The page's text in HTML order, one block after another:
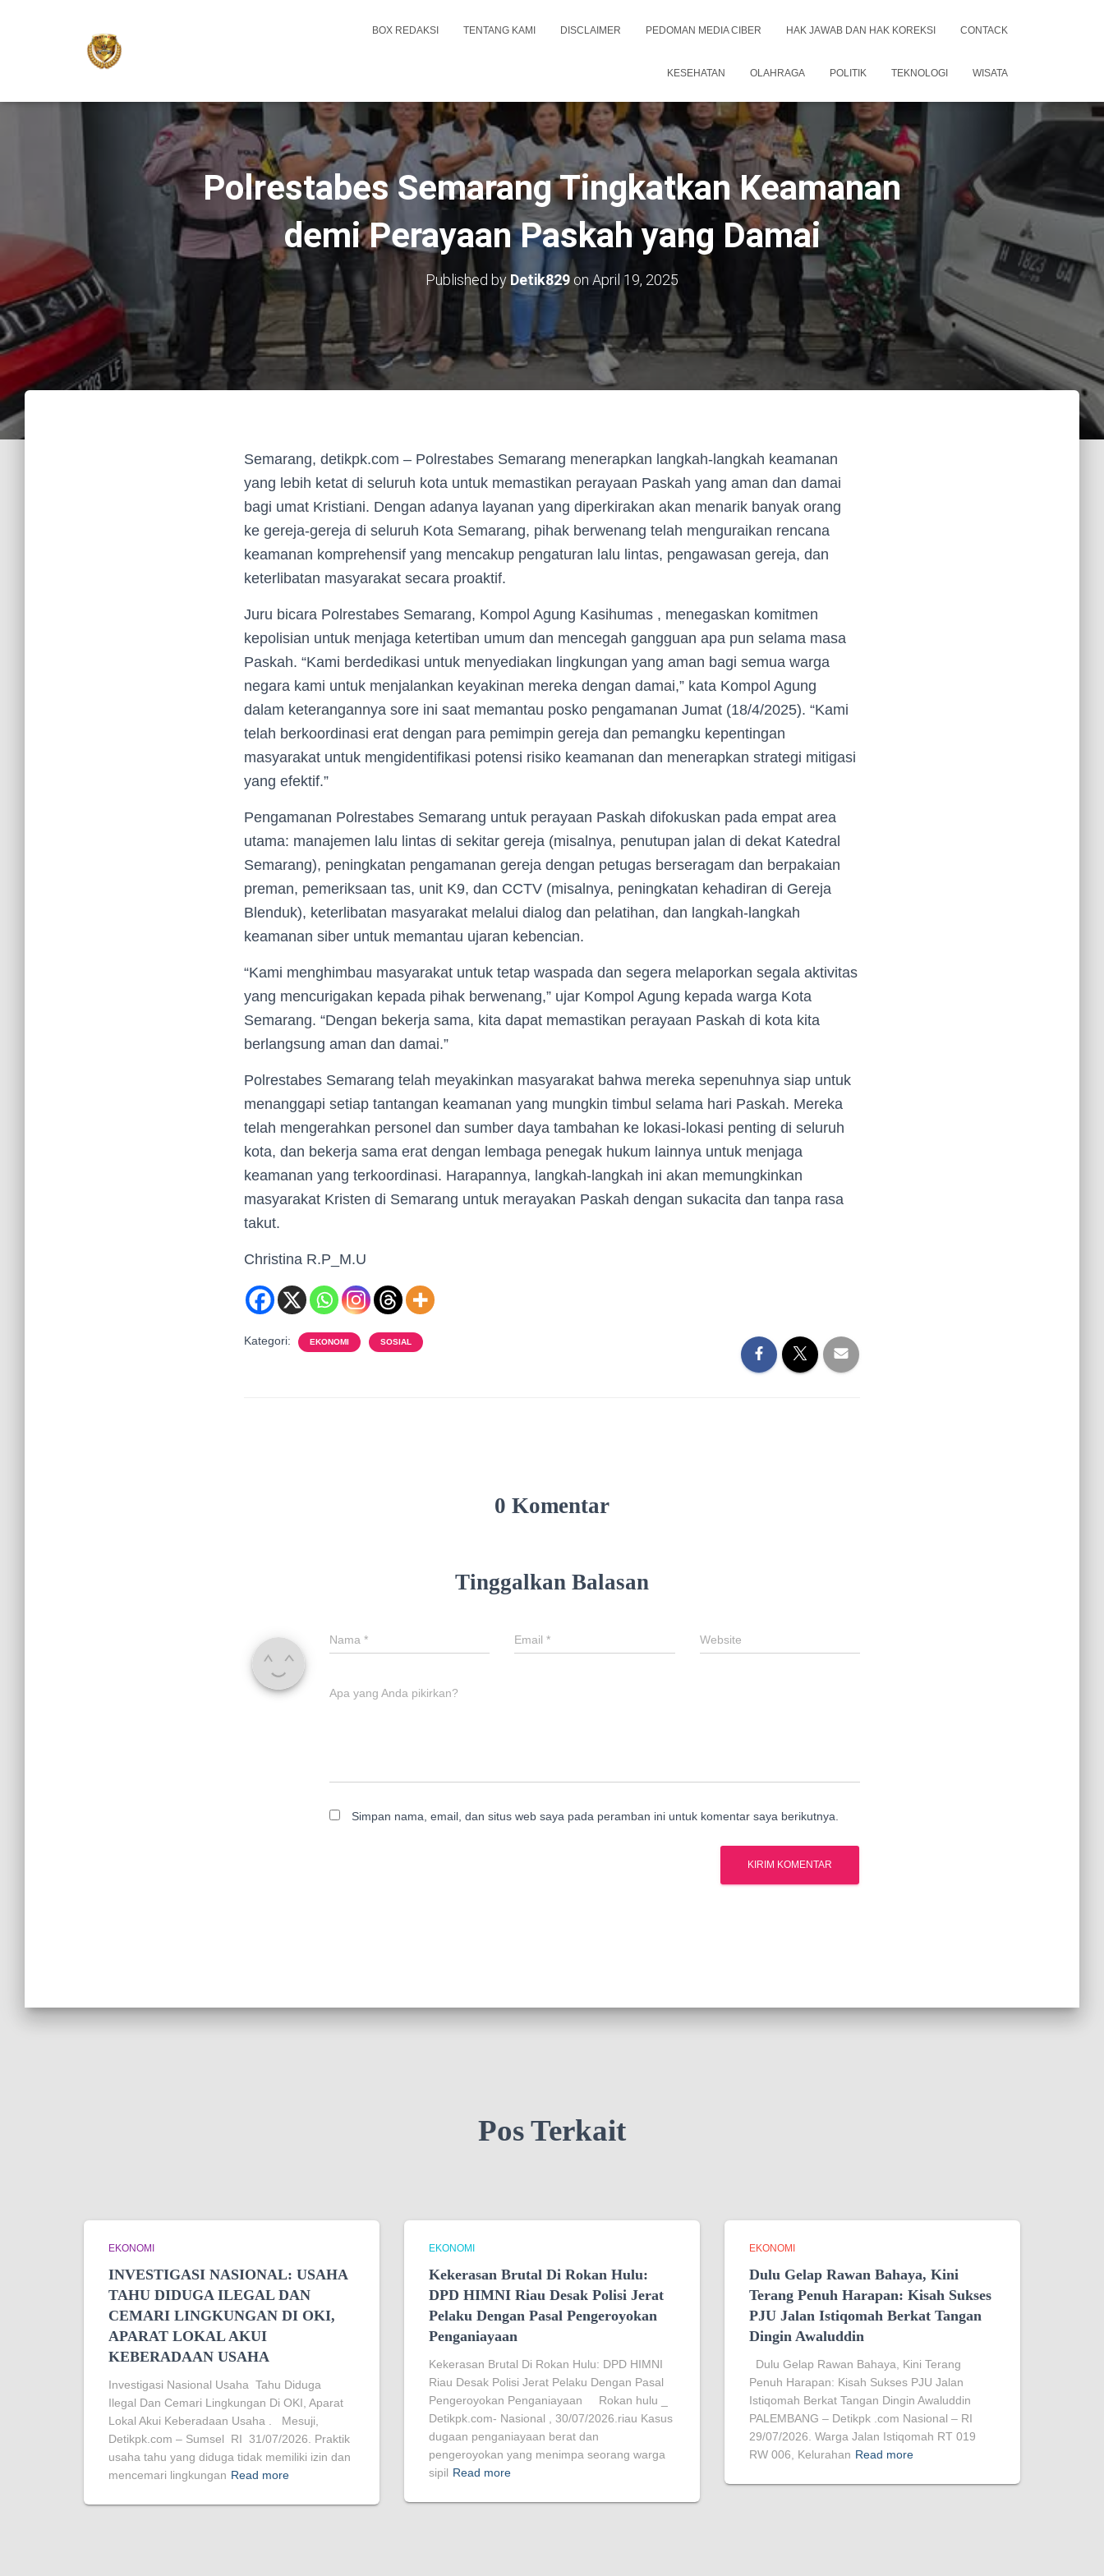
BOX REDAKSI TENTANG KAMI DISCLAIMER PEDOMAN MEDIA CIBER HAK JAWAB DAN HAK KOREKSI CONTACK
KESEHATAN OLAHRAGA POLITIK TEKNOLOGI WISATA
Polrestabes Semarang Tingkatkan Keamanan
demi Perayaan Paskah yang Damai
Published by Detik829 on April 19, 2025
Semarang, detikpk.com – Polrestabes Semarang menerapkan langkah-langkah keamanan
yang lebih ketat di seluruh kota untuk memastikan perayaan Paskah yang aman dan damai
bagi umat Kristiani. Dengan adanya layanan yang diperkirakan akan menarik banyak orang
ke gereja-gereja di seluruh Kota Semarang, pihak berwenang telah menguraikan rencana
keamanan komprehensif yang mencakup pengaturan lalu lintas, pengawasan gereja, dan
keterlibatan masyarakat secara proaktif.
Juru bicara Polrestabes Semarang, Kompol Agung Kasihumas , menegaskan komitmen
kepolisian untuk menjaga ketertiban umum dan mencegah gangguan apa pun selama masa
Paskah. “Kami berdedikasi untuk menyediakan lingkungan yang aman bagi semua warga
negara kami untuk menjalankan keyakinan mereka dengan damai,” kata Kompol Agung
dalam keterangannya sore ini saat memantau posko pengamanan Jumat (18/4/2025). “Kami
telah berkoordinasi erat dengan para pemimpin gereja dan pemangku kepentingan
masyarakat untuk mengidentifikasi potensi risiko keamanan dan menerapkan strategi mitigasi
yang efektif.”
Pengamanan Polrestabes Semarang untuk perayaan Paskah difokuskan pada empat area
utama: manajemen lalu lintas di sekitar gereja (misalnya, penutupan jalan di dekat Katedral
Semarang), peningkatan pengamanan gereja dengan petugas berseragam dan berpakaian
preman, pemeriksaan tas, unit K9, dan CCTV (misalnya, peningkatan kehadiran di Gereja
Blenduk), keterlibatan masyarakat melalui dialog dan pelatihan, dan langkah-langkah
keamanan siber untuk memantau ujaran kebencian.
“Kami menghimbau masyarakat untuk tetap waspada dan segera melaporkan segala aktivitas
yang mencurigakan kepada pihak berwenang,” ujar Kompol Agung kepada warga Kota
Semarang. “Dengan bekerja sama, kita dapat memastikan perayaan Paskah di kota kita
berlangsung aman dan damai.”
Polrestabes Semarang telah meyakinkan masyarakat bahwa mereka sepenuhnya siap untuk
menanggapi setiap tantangan keamanan yang mungkin timbul selama hari Paskah. Mereka
telah mengerahkan personel dan sumber daya tambahan ke lokasi-lokasi penting di seluruh
kota, dan bekerja sama erat dengan lembaga penegak hukum lainnya untuk menjaga
keamanan yang terkoordinasi. Harapannya, langkah-langkah ini akan memungkinkan
masyarakat Kristen di Semarang untuk merayakan Paskah dengan sukacita dan tanpa rasa
takut.
Christina R.P_M.U
Kategori: EKONOMI SOSIAL
0 Komentar
Tinggalkan Balasan
Nama * Email* Website
Apa yang Anda pikirkan?
Simpan nama, email, dan situs web saya pada peramban ini untuk komentar saya berikutnya.
Pos Terkait
EKONOMI
INVESTIGASI NASIONAL: USAHA
TAHU DIDUGA ILEGAL DAN
CEMARI LINGKUNGAN DI OKI,
APARAT LOKAL AKUI
KEBERADAAN USAHA
Investigasi Nasional Usaha Tahu Diduga
Ilegal Dan Cemari Lingkungan Di OKI, Aparat
Lokal Akui Keberadaan Usaha . Mesuji,
Detikpk.com – Sumsel RI 31/07/2026. Praktik
usaha tahu yang diduga tidak memiliki izin dan
mencemari lingkungan Read more
EKONOMI
Kekerasan Brutal Di Rokan Hulu:
DPD HIMNI Riau Desak Polisi Jerat
Pelaku Dengan Pasal Pengeroyokan
Penganiayaan
Kekerasan Brutal Di Rokan Hulu: DPD HIMNI
Riau Desak Polisi Jerat Pelaku Dengan Pasal
Pengeroyokan Penganiayaan Rokan hulu _
Detikpk.com- Nasional , 30/07/2026.riau Kasus
dugaan penganiayaan berat dan
pengeroyokan yang menimpa seorang warga
sipil Read more
EKONOMI
Dulu Gelap Rawan Bahaya, Kini
Terang Penuh Harapan: Kisah Sukses
PJU Jalan Istiqomah Berkat Tangan
Dingin Awaluddin
Dulu Gelap Rawan Bahaya, Kini Terang
Penuh Harapan: Kisah Sukses PJU Jalan
Istiqomah Berkat Tangan Dingin Awaluddin
PALEMBANG – Detikpk .com Nasional – RI
29/07/2026. Warga Jalan Istiqomah RT 019
RW 006, Kelurahan Read more